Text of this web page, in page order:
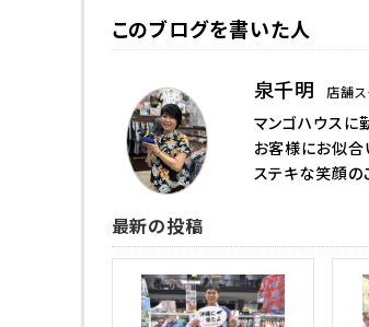
このブログを書いた人
泉千明 店舗ス
マンゴハウスに
お客様にお似
ステキな笑顔
最新の投稿